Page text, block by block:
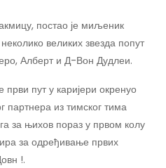
постао је миљеник
великих звезда попут
Алберт и Д-Вон Дудлеи.
први пут у каријери окренуо
партнера из тимског тима
за њихов пораз у првом колу
за одређивање првих
!.